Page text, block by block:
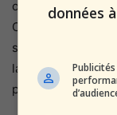
obligatoire, un
Ces chiffres
société
la prévention et le
pression
données